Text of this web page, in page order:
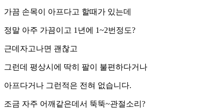
가끔 손목이 아프다고 할때가 있는데
정말 아주 가끔이고 1년에 1~2번정도?
근데자고나면 괜찮고
그런데 평상시에 딱히 팔이 불편하다거나
아프다거나 그런적은 전혀 없습니다.
조금 자주 어깨같은데서 뚝뚝~관절소리?